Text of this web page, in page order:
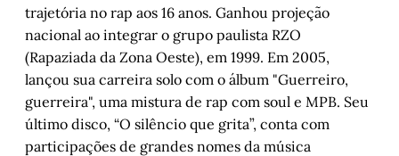
trajetória no rap aos 16 anos. Ganhou projeção
nacional ao integrar o grupo paulista RZO
(Rapaziada da Zona Oeste), em 1999. Em 2005,
lançou sua carreira solo com o álbum "Guerreiro,
guerreira", uma mistura de rap com soul e MPB. Seu
último disco, “O silêncio que grita”, conta com
participações de grandes nomes da música